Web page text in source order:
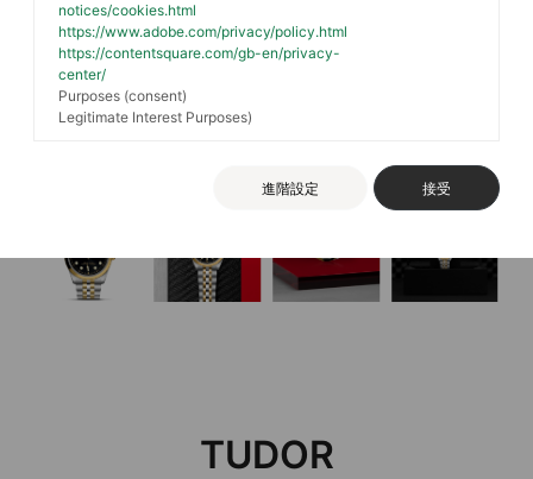
TUDOR
notices/cookies.html
https://www.adobe.com/privacy/policy.html
https://contentsquare.com/gb-en/privacy-
center/
Purposes (consent)
Legitimate Interest Purposes)
進階設定 接受